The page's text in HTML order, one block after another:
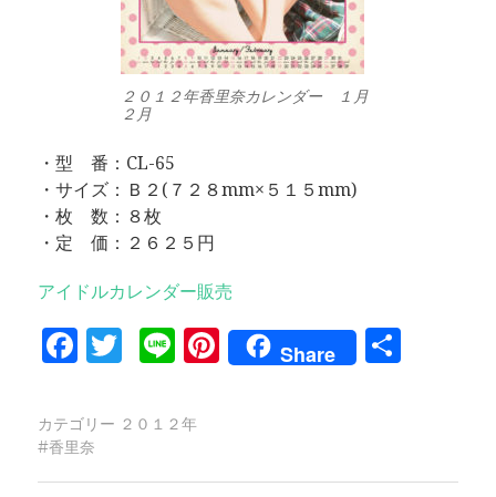
２０１２年香里奈カレンダー １月
２月
・型 番：CL-65
・サイズ：Ｂ２(７２８mm×５１５mm)
・枚 数：８枚
・定 価：２６２５円
アイドルカレンダー販売
Facebook
Twitter
LinePinterest
Share
共
カテゴリー ２０１２年
香里奈